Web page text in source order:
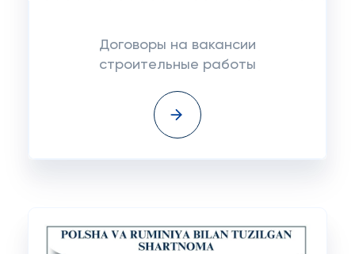
Договоры на вакансии
строительные работы